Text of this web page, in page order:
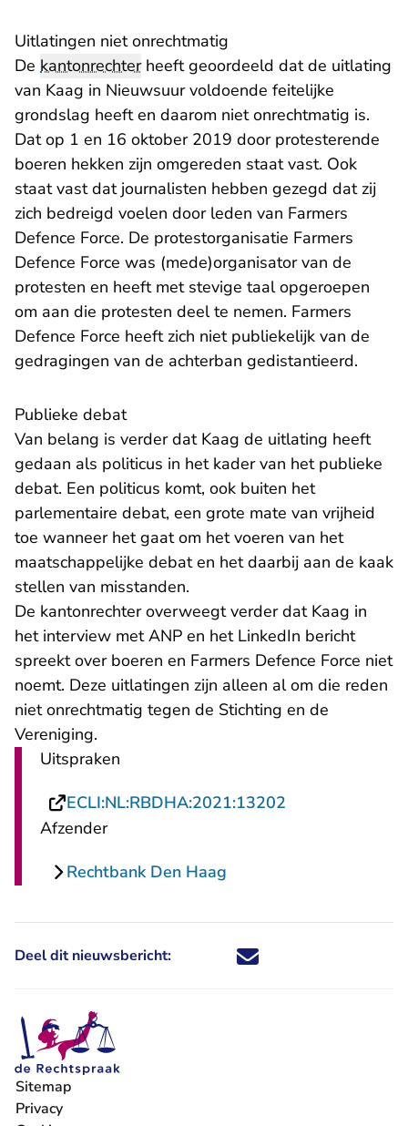
Uitlatingen niet onrechtmatig
De kantonrechterheeft geoordeeld dat de uitlating
van Kaag in Nieuwsuur voldoende feitelijke
grondslag heeft en daarom niet onrechtmatig is.
Dat op 1 en 16 oktober 2019 door protesterende
boeren hekken zijn omgereden staat vast. Ook
staat vast dat journalisten hebben gezegd dat zij
zich bedreigd voelen door leden van Farmers
Defence Force. De protestorganisatie Farmers
Defence Force was (mede)organisator van de
protesten en heeft met stevige taal opgeroepen
om aan die protesten deel te nemen. Farmers
Defence Force heeft zich niet publiekelijk van de
gedragingen van de achterban gedistantieerd.
Publieke debat
Van belang is verder dat Kaag de uitlating heeft
gedaan als politicus in het kader van het publieke
debat. Een politicus komt, ook buiten het
parlementaire debat, een grote mate van vrijheid
toe wanneer het gaat om het voeren van het
maatschappelijke debat en het daarbij aan de kaak
stellen van misstanden.
De kantonrechter overweegt verder dat Kaag in
het interview met ANP en het LinkedIn bericht
spreekt over boeren en Farmers Defence Force niet
noemt. Deze uitlatingen zijn alleen al om die reden
niet onrechtmatig tegen de Stichting en de
Vereniging.
Uitspraken
ECLI:NL:RBDHA:2021:13202
Afzender
Rechtbank Den Haag
Deel dit nieuwsbericht: Deel dit nieuwsbericht via X -
Deel dit nieuwsbericht via
Deel dit nieuwsbericht
Deel dit
Sitemap
Privacy